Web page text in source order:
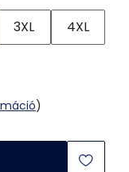
3XL 4XL
)